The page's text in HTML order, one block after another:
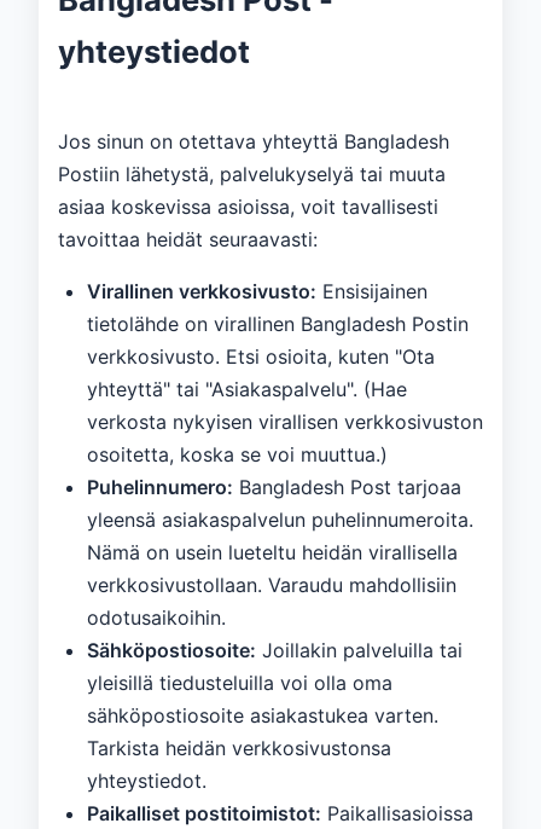
yhteystiedot
Jos sinun on otettava yhteyttä Bangladesh
Postiin lähetystä, palvelukyselyä tai muuta
asiaa koskevissa asioissa, voit tavallisesti
tavoittaa heidät seuraavasti:
Virallinen verkkosivusto: Ensisijainen
tietolähde on virallinen Bangladesh Postin
verkkosivusto. Etsi osioita, kuten "Ota
yhteyttä" tai "Asiakaspalvelu". (Hae
verkosta nykyisen virallisen verkkosivuston
osoitetta, koska se voi muuttua.)
Puhelinnumero: Bangladesh Post tarjoaa
yleensä asiakaspalvelun puhelinnumeroita.
Nämä on usein lueteltu heidän virallisella
verkkosivustollaan. Varaudu mahdollisiin
odotusaikoihin.
Sähköpostiosoite: Joillakin palveluilla tai
yleisillä tiedusteluilla voi olla oma
sähköpostiosoite asiakastukea varten.
Tarkista heidän verkkosivustonsa
yhteystiedot.
Paikalliset postitoimistot: Paikallisasioissa